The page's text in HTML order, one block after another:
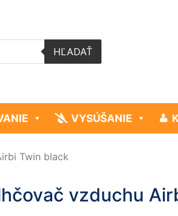
HĽADAŤ
VYSÚŠANIE
Twin black
vzduchu